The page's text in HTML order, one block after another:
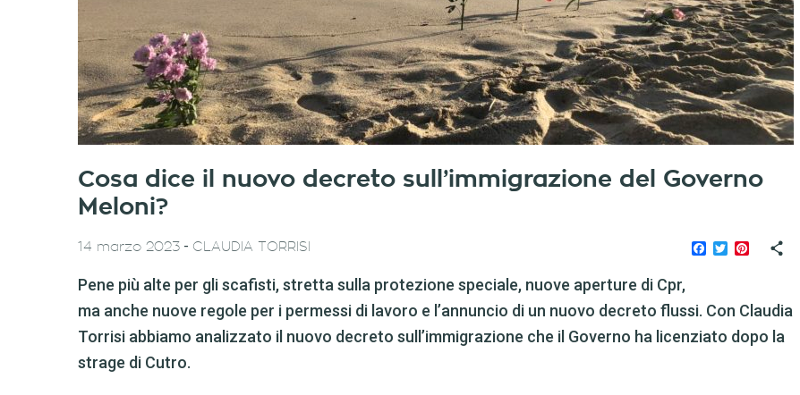
Cosa dice il nuovo decreto sull’immigrazione del Governo
Meloni?
Facebook
TwitterPinterest
14 marzo 2023 - CLAUDIA TORRISI
Pene più alte per gli scafisti, stretta sulla protezione speciale, nuove aperture di Cpr,
ma anche nuove regole per i permessi di lavoro e l’annuncio di un nuovo decreto flussi. Con Claudia
Torrisi abbiamo analizzato il nuovo decreto sull’immigrazione che il Governo ha licenziato dopo la
strage di Cutro.